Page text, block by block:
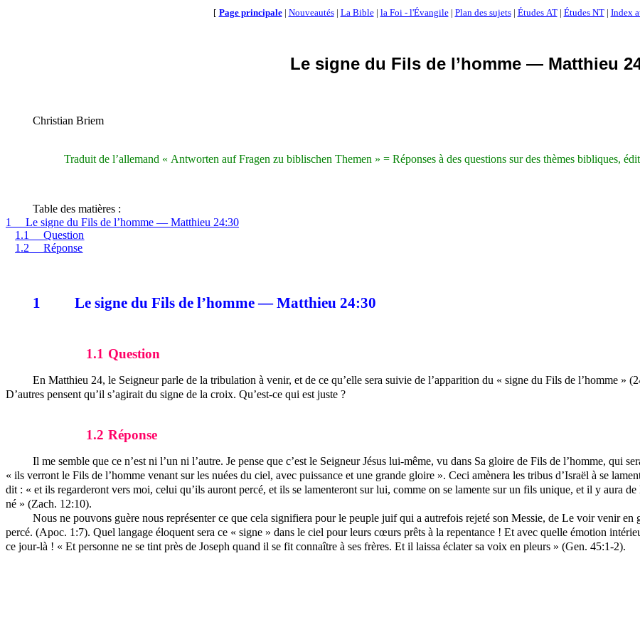
[ Page principale| Nouveautés| La Bible| la Foi - l'Évangile| Plan des sujets| Études AT| Études NT| Index
Le signe du Fils de l’homme — Matthieu
Christian Briem
Traduit de l’allemand « Antworten auf Fragen zu biblischen Themen » = Réponses à des questions sur des thèmes bibliques,
Table des matières :
1
Le signe du Fils de l’homme — Matthieu 24:30
1.1
Question
1.2
Réponse
1 Le signe du Fils de l’homme— Matthieu 24:30
1.1 Question
En Matthieu 24, le Seigneur parle de la tribulation à venir, et de ce qu’elle sera suivie de l’apparition du « signe du Fils de l’homme »
D’autres pensent qu’il s’agirait du signe de la croix. Qu’est-ce qui est juste ?
1.2 Réponse
Il me semble que ce n’est ni l’un ni l’autre. Je pense que c’est le Seigneur Jésus lui-même, vu dans Sa gloire de Fils de l’homme, qui
« ils verront le Fils de l’homme venant sur les nuées du ciel, avec puissance et une grande gloire ». Ceci amènera les tribus d’Israël à se
dit : « et ils regarderont vers moi, celui qu’ils auront percé, et ils se lamenteront sur lui, comme on se lamente sur un fils unique, et il y aura
né » (Zach. 12:10).
Nous ne pouvons guère nous représenter ce que cela signifiera pour le peuple juif qui a autrefois rejeté son Messie, de Le voir venir
percé. (Apoc. 1:7). Quel langage éloquent sera ce « signe » dans le ciel pour leurs cœurs prêts à la repentance ! Et avec quelle émotion
ce jour-là ! « Et personne ne se tint près de Joseph quand il se fit connaître à ses frères. Et il laissa éclater sa voix en pleurs » (Gen. 45:1-2).